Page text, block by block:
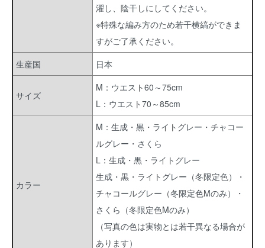
濯し、陰干しにしてください。
※特殊な編み方のため若干横縞ができま
すがご了承ください。
生産国
日本
サイズ
M：ウエスト60～75cm
L：ウエスト70～85cm
カラー
M：生成・黒・ライトグレー・チャコー
ルグレー・さくら
L：生成・黒・ライトグレー
生成・黒・ライトグレー（冬限定色）・
チャコールグレー（冬限定色Mのみ）・
さくら（冬限定色Mのみ）
（写真の色は実物とは若干異なる場合が
あります）